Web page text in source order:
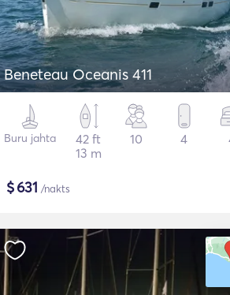
Beneteau Oceanis 411
Buru jahta
42 ft
13 m
10 4
$631 /nakts